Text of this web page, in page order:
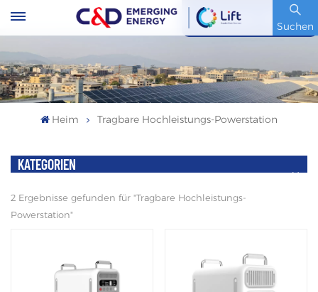
Suchen
Artikelnummer : 600153.SH
Heim Tragbare Hochleistungs-Powerstation
KATEGORIEN
2 Ergebnisse gefunden für "Tragbare Hochleistungs-
Powerstation"